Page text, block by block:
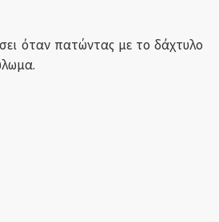
όταν πατώντας με το δάχτυλο